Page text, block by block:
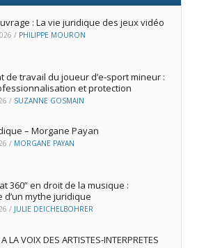
: La vie juridique des jeux vidéo
/ PHILIPPE MOURON
de travail du joueur d’e‑sport mineur :
et protection
/ SUZANNE GOSMAIN
– Morgane Payan
/ MORGANE PAYAN
360” en droit de la musique :
d’un mythe juridique
/ JULIE DEICHELBOHRER
LA VOIX DES ARTISTES-INTERPRETES